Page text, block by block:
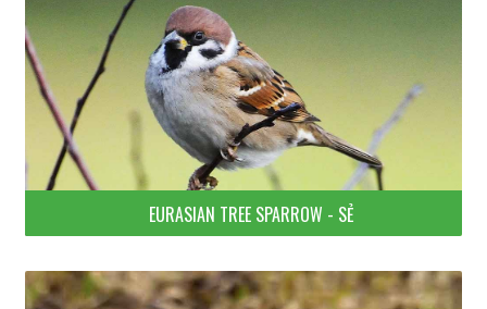
EURASIAN TREE SPARROW - SẺ